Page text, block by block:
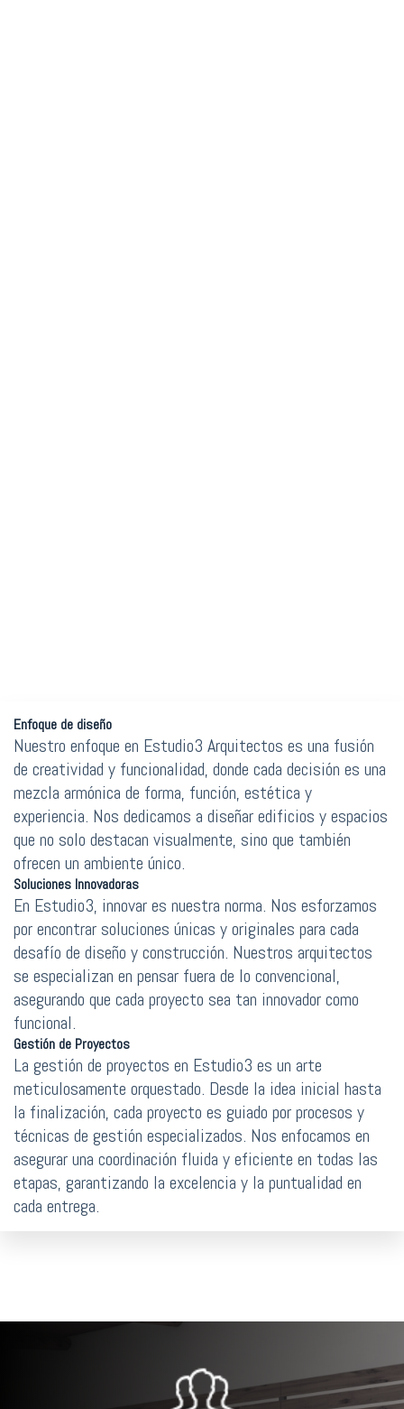
Enfoque de diseño
Nuestro enfoque en Estudio3 Arquitectos es una fusión
de creatividad y funcionalidad, donde cada decisión es una
mezcla armónica de forma, función, estética y
experiencia. Nos dedicamos a diseñar edificios y espacios
que no solo destacan visualmente, sino que también
ofrecen un ambiente único.
Soluciones Innovadoras
En Estudio3, innovar es nuestra norma. Nos esforzamos
por encontrar soluciones únicas y originales para cada
desafío de diseño y construcción. Nuestros arquitectos
se especializan en pensar fuera de lo convencional,
asegurando que cada proyecto sea tan innovador como
funcional.
Gestión de Proyectos
La gestión de proyectos en Estudio3 es un arte
meticulosamente orquestado. Desde la idea inicial hasta
la finalización, cada proyecto es guiado por procesos y
técnicas de gestión especializados. Nos enfocamos en
asegurar una coordinación fluida y eficiente en todas las
etapas, garantizando la excelencia y la puntualidad en
cada entrega.